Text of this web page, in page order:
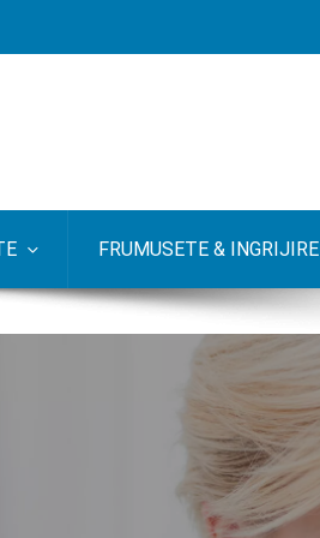
FRUMUSETE & INGRIJIRE